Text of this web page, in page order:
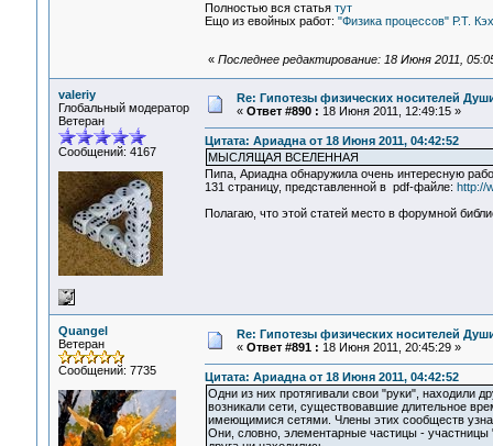
Полностью вся статья тут
Ещо из евойных работ: "Физика процессов" Р.Т.
« Последнее редактирование: 18 Июня 2011,
valeriy
Глобальный модератор
Ветеран
Сообщений: 4167
Re: Гипотезы физических носителей
« Ответ #890 : 18 Июня 2011, 12:49:15 »
Цитата: Ариадна от 18 Июня 2011, 04:42:52
МЫСЛЯЩАЯ ВСЕЛЕННАЯ
Пипа, Ариадна обнаружила очень интересную
131 страницу, представленной в pdf-файле: http://
Полагаю, что этой статей место в форумной
Quangel
Ветеран
Сообщений: 7735
Re: Гипотезы физических носителей
« Ответ #891 : 18 Июня 2011, 20:45:29 »
Цитата: Ариадна от 18 Июня 2011, 04:42:52
Одни из них протягивали свои "руки", находили
возникали сети, существовавшие длительное
имеющимися сетями. Члены этих сообществ
Они, словно, элементарные частицы - участницы